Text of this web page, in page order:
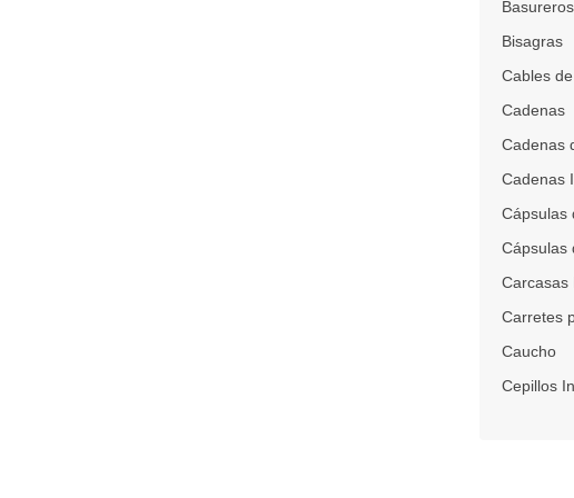
Basureros
Bisagras
Cables
Cadenas
Cadenas
Cadenas
Cápsulas
Cápsulas
Carcasas
Carretes
Caucho
Cepillos